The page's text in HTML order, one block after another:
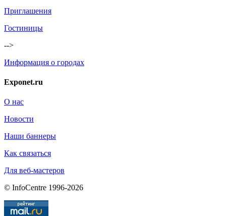
Приглашения
Гостиницы
-->
Информация о городах
Exponet.ru
О нас
Новости
Наши баннеры
Как связаться
Для веб-мастеров
© InfoCentre 1996-2026